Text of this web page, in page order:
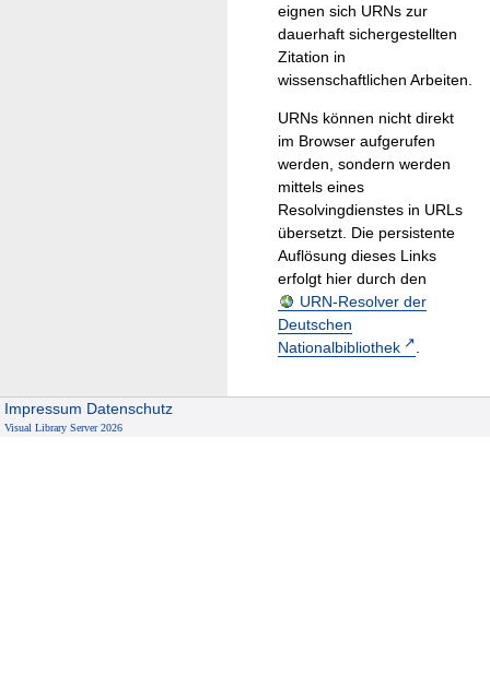
eignen sich URNs zur
dauerhaft sichergestellten
Zitation in
wissenschaftlichen Arbeiten.
URNs können nicht direkt
im Browser aufgerufen
werden, sondern werden
mittels eines
Resolvingdienstes in URLs
übersetzt. Die persistente
Auflösung dieses Links
erfolgt hier durch den
URN-Resolver der
Deutschen
Nationalbibliothek
.
Impressum Datenschutz
Visual Library Server 2026